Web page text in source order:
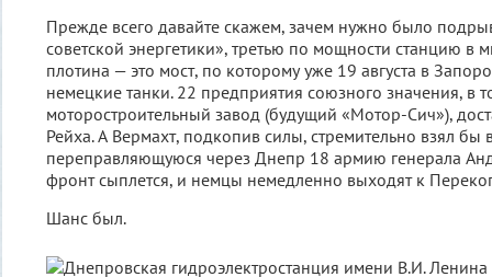
Прежде всего давайте скажем, зачем нужно было
советской энергетики», третью по мощности станцию в
плотина — это мост, по которому уже 19 августа в
немецкие танки. 22 предприятия союзного значения, в
моторостроительный завод (будущий «Мотор-Сич»),
Рейха. А Вермахт, подкопив силы, стремительно взял бы
переправляющуюся через Днепр 18 армию генерала
фронт сыплется, и немцы немедленно выходят к
Шанс был.